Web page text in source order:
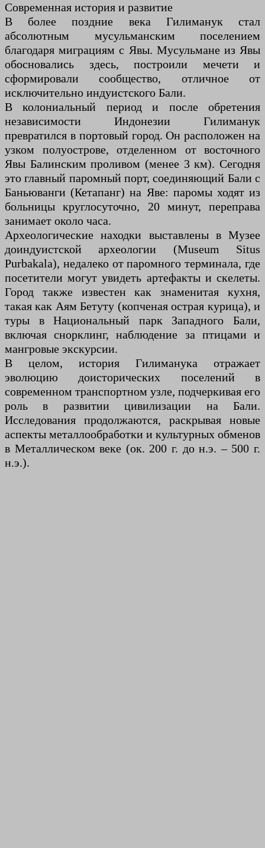
Современная история и развитие
В более поздние века Гилиманук стал
абсолютным мусульманским поселением
благодаря миграциям с Явы. Мусульмане из Явы
обосновались здесь, построили мечети и
сформировали сообщество, отличное от
исключительно индуистского Бали.
В колониальный период и после обретения
независимости Индонезии Гилиманук
превратился в портовый город. Он расположен на
узком полуострове, отделенном от восточного
Явы Балинским проливом (менее 3 км). Сегодня
это главный паромный порт, соединяющий Бали с
Баньюванги (Кетапанг) на Яве: паромы ходят из
больницы круглосуточно, 20 минут, переправа
занимает около часа.
Археологические находки выставлены в Музее
доиндуистской археологии (Museum Situs
Purbakala), недалеко от паромного терминала, где
посетители могут увидеть артефакты и скелеты.
Город также известен как знаменитая кухня,
такая как Аям Бетуту (копченая острая курица), и
туры в Национальный парк Западного Бали,
включая снорклинг, наблюдение за птицами и
мангровые экскурсии.
В целом, история Гилиманука отражает
эволюцию доисторических поселений в
современном транспортном узле, подчеркивая его
роль в развитии цивилизации на Бали.
Исследования продолжаются, раскрывая новые
аспекты металлообработки и культурных обменов
в Металлическом веке (ок. 200 г. до н.э. – 500 г.
н.э.).